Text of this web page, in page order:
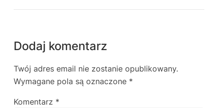
Dodaj komentarz
Twój adres email nie zostanie opublikowany.
Wymagane pola są oznaczone *
Komentarz *